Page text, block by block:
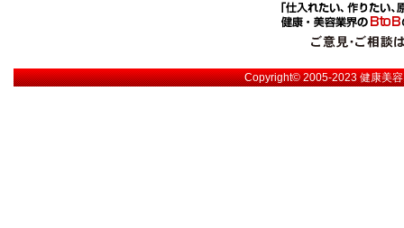
Copyright© 2005-2023健康美